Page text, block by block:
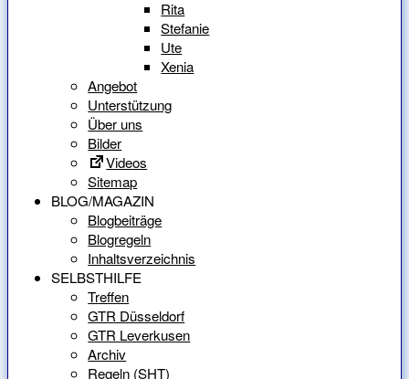
Rita
Stefanie
Ute
Xenia
Angebot
Unterstützung
Über uns
Bilder
Videos
Sitemap
BLOG/MAGAZIN
Blogbeiträge
Blogregeln
Inhaltsverzeichnis
SELBSTHILFE
Treffen
GTR Düsseldorf
GTR Leverkusen
Archiv
Regeln (SHT)